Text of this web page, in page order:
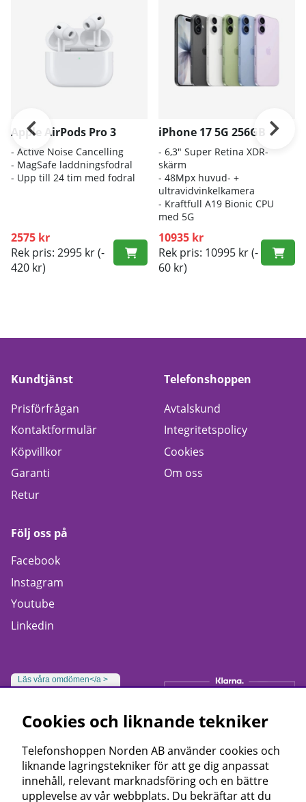
Apple AirPods Pro 3
- Active Noise Cancelling
- MagSafe laddningsfodral
- Upp till 24 tim med fodral
2575 kr
Rek pris: 2995 kr(-
420 kr)
iPhone 17 5G 256GB
- 6,3" Super Retina XDR-
skärm
- 48Mpx huvud- +
ultravidvinkelkamera
- Kraftfull A19 Bionic CPU
med 5G
10935 kr
Rek pris: 10995 kr(-
60 kr)
Kundtjänst
Prisförfrågan
Kontaktformulär
Köpvillkor
Garanti
Retur
Telefonshoppen
Avtalskund
Integritetspolicy
Cookies
Om oss
Följ oss på
Facebook
Instagram
Youtube
Linkedin
Läs våra omdömen</a >
Cookies och liknande tekniker
Telefonshoppen Norden AB använder cookies och
liknande lagringstekniker för att ge dig anpassat
innehåll, relevant marknadsföring och en bättre
upplevelse av vår webbplats. Du bekräftar att du